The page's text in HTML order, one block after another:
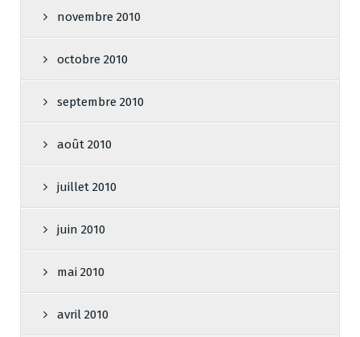
novembre 2010
octobre 2010
septembre 2010
août 2010
juillet 2010
juin 2010
mai 2010
avril 2010